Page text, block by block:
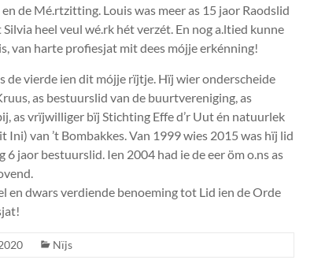
de Mé.rtzitting. Louis was meer as 15 jaor Raodslid
heel veul wé.rk hét verzét. En nog a.ltied kunne
van harte profiesjat mit dees mójje erkénning!
de vierde ien dit mójje rïjtje. Hïj wier onderscheide
as bestuurslid van de buurtvereniging, as
as vrïjwilliger bïj Stichting Effe d’r Uut én natuurlek
Ini) van ’t Bombakkes. Van 1999 wies 2015 was hïj lid
6 jaor bestuurslid. Ien 2004 had ie de eer öm o.ns as
en dwars verdiende benoeming tot Lid ien de Orde
Nïjs